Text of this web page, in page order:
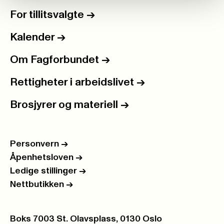
For tillitsvalgte ->
Kalender ->
Om Fagforbundet ->
Rettigheter i arbeidslivet ->
Brosjyrer og materiell ->
Personvern ->
Åpenhetsloven ->
Ledige stillinger ->
Nettbutikken ->
Postboks:
Boks 7003 St. Olavsplass, 0130 Oslo